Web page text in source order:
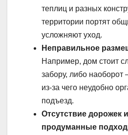
теплиц и разных
территории портят
усложняют уход.
Неправильное
Например, дом стоит
забору, либо наоборот
из-за чего неудобно
подъезд.
Отсутствие дорожек
продуманные